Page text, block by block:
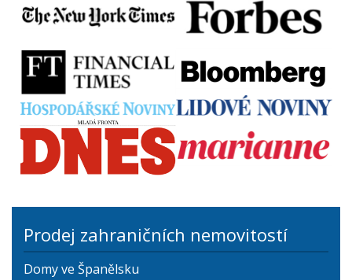
Prodej zahraničních nemovitostí
Domy ve Španělsku